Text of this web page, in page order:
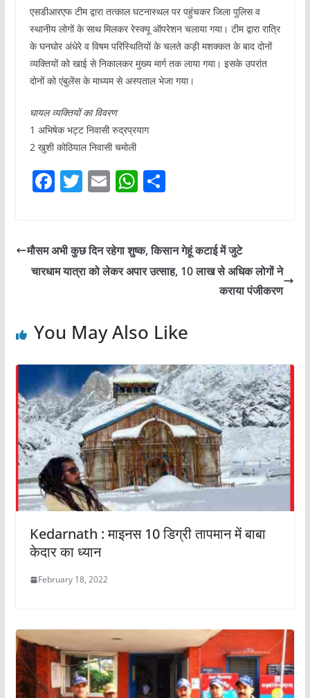
एसडीआरएफ टीम द्वारा तत्काल घटनास्थल पर पहुंचकर जिला पुलिस व
स्थानीय लोगों के साथ मिलकर रेस्क्यू ऑपरेशन चलाया गया। टीम द्वारा रात्रि
के घनघोर अंधेरे व विषम परिस्थितियों के चलते कड़ी मशक्कत के बाद दोनों
व्यक्तियों को खाई से निकालकर मुख्य मार्ग तक लाया गया। इसके उपरांत
दोनों को एंबुलेंस के माध्यम से अस्पताल भेजा गया।
घायल व्यक्तियों का विवरण
1 अभिषेक भट्ट निवासी रुद्रप्रयाग
2 खुशी कोठियाल निवासी चमोली
F
e
b
k
T
er
E
l
W
s
A
S
e
मौसम अभी कुछ दिन रहेगा शुष्क, किसान गेहूं कटाई में जुटे
चारधाम यात्रा को लेकर अपार उत्साह, 10 लाख से अधिक लोगों ने
कराया पंजीकरण
You May Also Like
Kedarnath : माइनस 10 डिग्री तापमान में बाबा
केदार का ध्यान
February 18, 2022